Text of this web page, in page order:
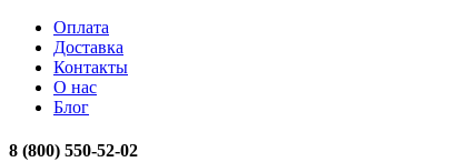
Оплата
Доставка
Контакты
О нас
Блог
8 (800) 550-52-02